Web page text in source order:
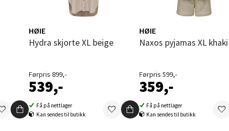
HØIE
Hydra skjorte XL beige
Førpris 899,-
539,-
Få på nettlager
Kan sendes til butikk
HØIE
Naxos pyjamas XL khaki
Førpris 599,-
359,-
Få på nettlager
Kan sendes til butikk
i Rana
Velg